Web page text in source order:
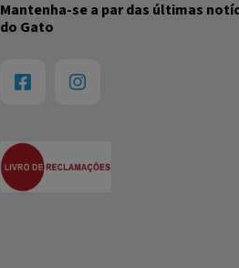
Mantenha-se a par das últimas
do Gato